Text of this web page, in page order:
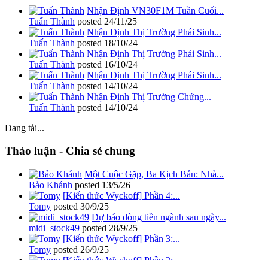
Nhận Định VN30F1M Tuần Cuối...
Tuấn Thành posted 24/11/25
Nhận Định Thị Trường Phái Sinh...
Tuấn Thành posted 18/10/24
Nhận Định Thị Trường Phái Sinh...
Tuấn Thành posted 16/10/24
Nhận Định Thị Trường Phái Sinh...
Tuấn Thành posted 14/10/24
Nhận Định Thị Trường Chứng...
Tuấn Thành posted 14/10/24
Đang tải...
Thảo luận - Chia sẻ chung
Một Cuộc Gặp, Ba Kịch Bản: Nhà...
Bảo Khánh posted 13/5/26
[Kiến thức Wyckoff] Phần 4:...
Tomy posted 30/9/25
Dự báo dòng tiền ngành sau ngày...
midi_stock49 posted 28/9/25
[Kiến thức Wyckoff] Phần 3:...
Tomy posted 26/9/25